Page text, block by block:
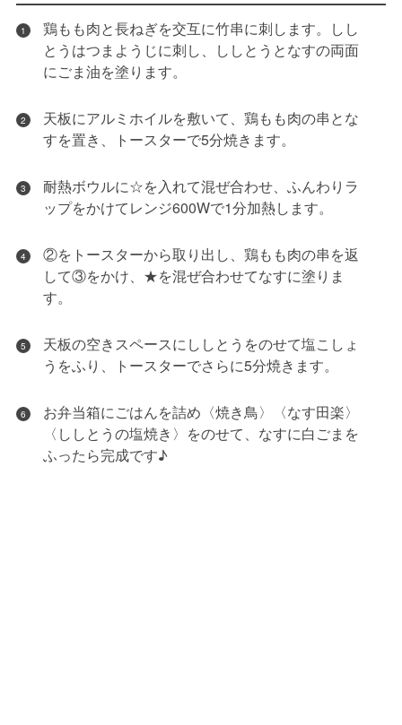
1
鶏もも肉と長ねぎを交互に竹串に刺します。しし
とうはつまようじに刺し、ししとうとなすの両面
にごま油を塗ります。
2
天板にアルミホイルを敷いて、鶏もも肉の串とな
すを置き、トースターで5分焼きます。
3
耐熱ボウルに☆を入れて混ぜ合わせ、ふんわりラ
ップをかけてレンジ600Wで1分加熱します。
4
②をトースターから取り出し、鶏もも肉の串を返
して③をかけ、★を混ぜ合わせてなすに塗りま
す。
5
天板の空きスペースにししとうをのせて塩こしょ
うをふり、トースターでさらに5分焼きます。
6
お弁当箱にごはんを詰め〈焼き鳥〉〈なす田楽〉
〈ししとうの塩焼き〉をのせて、なすに白ごまを
ふったら完成です♪